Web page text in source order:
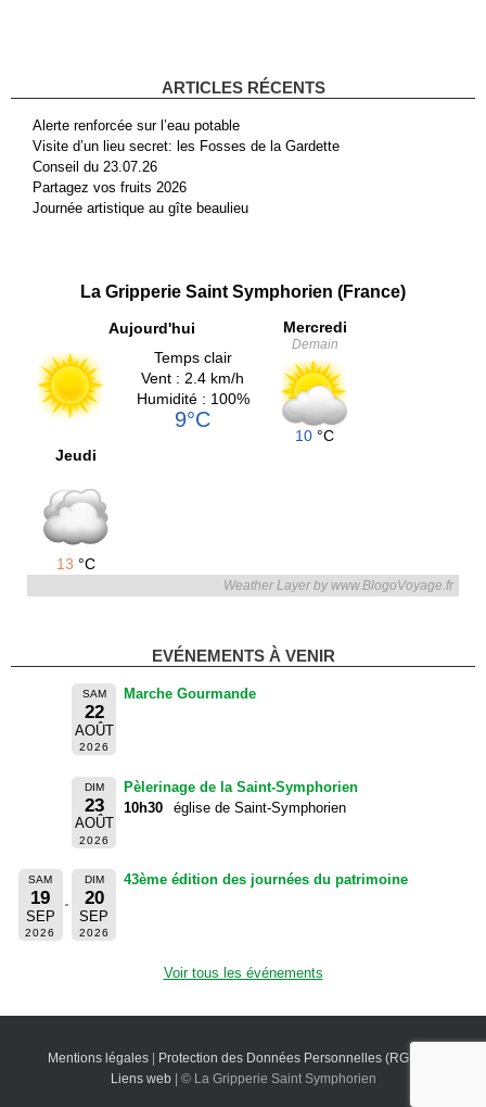
ARTICLES RÉCENTS
Alerte renforcée sur l’eau potable
Visite d’un lieu secret: les Fosses de la Gardette
Conseil du 23.07.26
Partagez vos fruits 2026
Journée artistique au gîte beaulieu
La Gripperie Saint Symphorien (France)
Aujourd'hui
Temps clair
Vent : 2.4 km/h
Humidité : 100%
9°C
Mercredi
Demain
10 °C
Jeudi
13 °C
Weather Layer by www.BlogoVoyage.fr
EVÉNEMENTS À VENIR
SAM
22
AOÛT
2026
Marche Gourmande
DIM
23
AOÛT
2026
Pèlerinage de la Saint-Symphorien
10h30
église de Saint-Symphorien
SAM
19
SEP
2026
DIM
20
SEP
2026
43ème édition des journées du patrimoine
Voir tous les événements
Mentions légales | Protection des Données Personnelles (RGPD)
Liens web| © La Gripperie Saint Symphorien